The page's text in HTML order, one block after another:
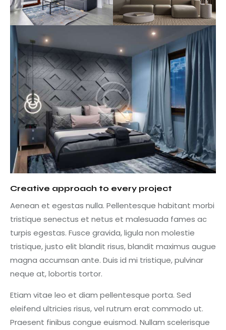
Creative approach to every project
Aenean et egestas nulla. Pellentesque habitant morbi
tristique senectus et netus et malesuada fames ac
turpis egestas. Fusce gravida, ligula non molestie
tristique, justo elit blandit risus, blandit maximus augue
magna accumsan ante. Duis id mi tristique, pulvinar
neque at, lobortis tortor.
Etiam vitae leo et diam pellentesque porta. Sed
eleifend ultricies risus, vel rutrum erat commodo ut.
Praesent finibus congue euismod. Nullam scelerisque